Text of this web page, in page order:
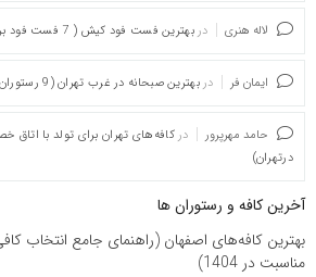
لاله هنری در بهترین فست فود کیش ( 7 فست فود برتر )
ایمان فر در بهترین صبحانه در غرب تهران (9 رستوران و کافه برتر)
حامد مهرپرور در
درتهران)
آخرین کافه و رستوران ها
بهترین کافه‌های اصفهان (راهنمای جامع انتخاب
مناسبت در 1404)